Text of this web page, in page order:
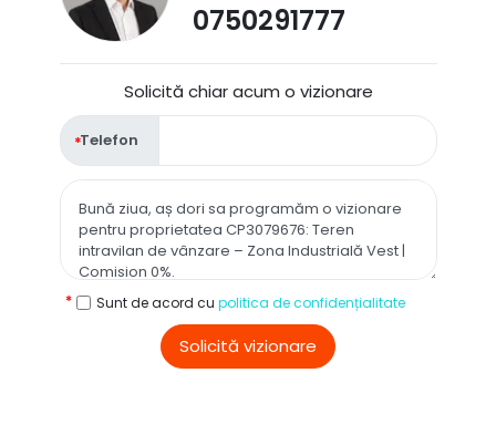
0750291777
Solicită chiar acum o vizionare
Telefon
Sunt de acord cu politica de confidențialitate
Solicită vizionare